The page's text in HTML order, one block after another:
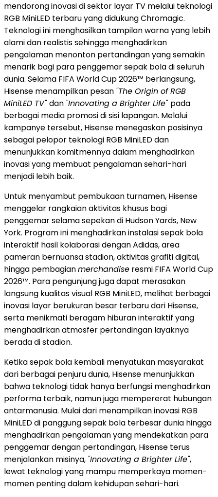
mendorong inovasi di sektor layar TV melalui teknologi
RGB MiniLED terbaru yang didukung Chromagic.
Teknologi ini menghasilkan tampilan warna yang lebih
alami dan realistis sehingga menghadirkan
pengalaman menonton pertandingan yang semakin
menarik bagi para penggemar sepak bola di seluruh
dunia. Selama FIFA World Cup 2026™ berlangsung,
Hisense menampilkan pesan "The Origin of RGB
MiniLED TV"dan "Innovating a Brighter Life" pada
berbagai media promosi di sisi lapangan. Melalui
kampanye tersebut, Hisense menegaskan posisinya
sebagai pelopor teknologi RGB MiniLED dan
menunjukkan komitmennya dalam menghadirkan
inovasi yang membuat pengalaman sehari-hari
menjadi lebih baik.
Untuk menyambut pembukaan turnamen, Hisense
menggelar rangkaian aktivitas khusus bagi
penggemar selama sepekan di Hudson Yards, New
York. Program ini menghadirkan instalasi sepak bola
interaktif hasil kolaborasi dengan Adidas, area
pameran bernuansa stadion, aktivitas grafiti digital,
hingga pembagianmerchandise resmi FIFA World Cup
2026™. Para pengunjung juga dapat merasakan
langsung kualitas visual RGB MiniLED, melihat berbagai
inovasi layar berukuran besar terbaru dari Hisense,
serta menikmati beragam hiburan interaktif yang
menghadirkan atmosfer pertandingan layaknya
berada di stadion.
Ketika sepak bola kembali menyatukan masyarakat
dari berbagai penjuru dunia, Hisense menunjukkan
bahwa teknologi tidak hanya berfungsi menghadirkan
performa terbaik, namun juga mempererat hubungan
antarmanusia. Mulai dari menampilkan inovasi RGB
MiniLED di panggung sepak bola terbesar dunia hingga
menghadirkan pengalaman yang mendekatkan para
penggemar dengan pertandingan, Hisense terus
menjalankan misinya, "Innovating a Brighter Life",
lewat teknologi yang mampu memperkaya momen-
momen penting dalam kehidupan sehari-hari.